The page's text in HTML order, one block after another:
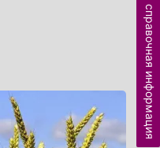
справочная информация